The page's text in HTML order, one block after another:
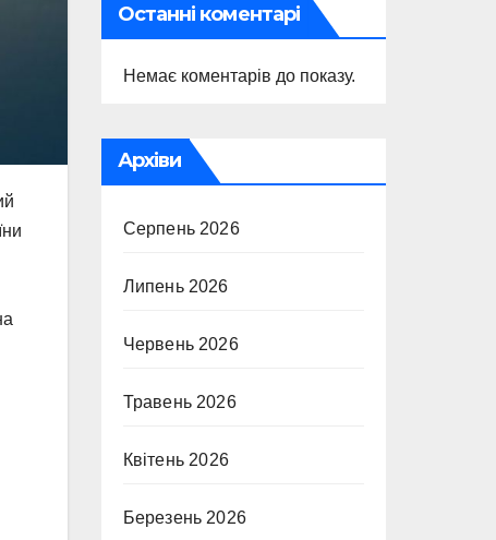
Останні коментарі
Немає коментарів до показу.
Архіви
Серпень 2026
Липень 2026
Червень 2026
Травень 2026
Квітень 2026
Березень 2026